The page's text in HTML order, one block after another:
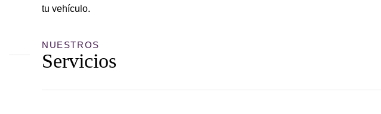
tu vehículo.
NUESTROS
Servicios